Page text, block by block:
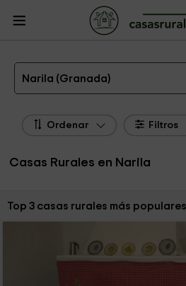
Casas Rurales
Granada
Casas Rurales Narila
Las 3 mejores casas rurales en Narila de 2026
Narila (Granada)
Ordenar Filtros
Casas Rurales en Narila
Ordenar por:
Top 3 casas rurales más